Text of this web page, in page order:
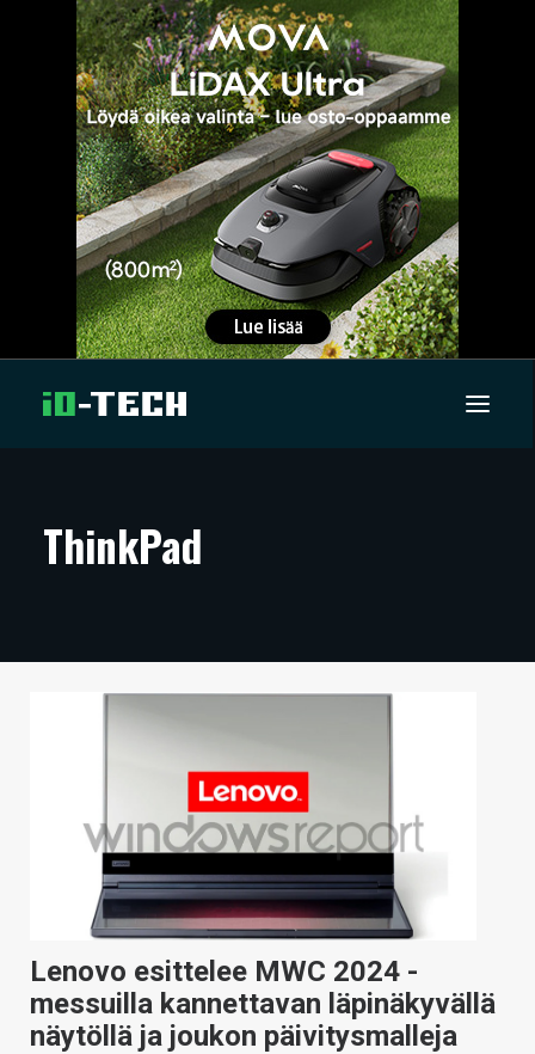
ARTIKKELIT
TECHBBS
VAIHDA TEEMA
HAKU
ThinkPad
Lenovo esittelee MWC 2024 -
messuilla kannettavan läpinäkyvällä
näytöllä ja joukon päivitysmalleja